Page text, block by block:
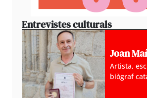
Entrevistes culturals
Joan
Artista,
biògraf